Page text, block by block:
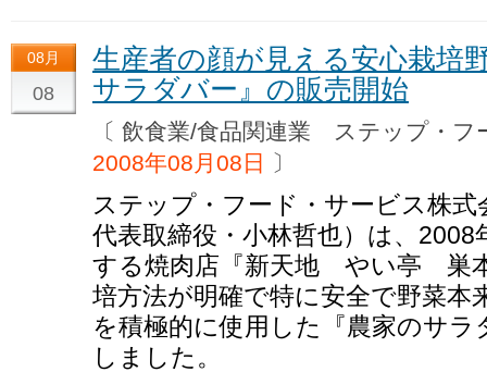
08月
08
生産者の顔が見える安心栽培
サラダバー』の販売開始
〔 飲食業/食品関連業 ステップ・
2008年08月08日
〕
ステップ・フード・サービス株式
代表取締役・小林哲也）は、
する焼肉店『新天地 やい亭 巣
培方法が明確で特に安全で野菜本
を積極的に使用した『農家のサ
しました。